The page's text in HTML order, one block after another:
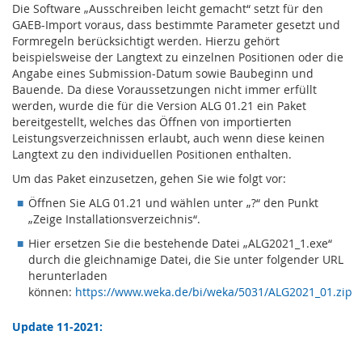
Die Software „Ausschreiben leicht gemacht“ setzt für den
GAEB-Import voraus, dass bestimmte Parameter gesetzt und
Formregeln berücksichtigt werden. Hierzu gehört
beispielsweise der Langtext zu einzelnen Positionen oder die
Angabe eines Submission-Datum sowie Baubeginn und
Bauende. Da diese Voraussetzungen nicht immer erfüllt
werden, wurde die für die Version ALG 01.21 ein Paket
bereitgestellt, welches das Öffnen von importierten
Leistungsverzeichnissen erlaubt, auch wenn diese keinen
Langtext zu den individuellen Positionen enthalten.
Um das Paket einzusetzen, gehen Sie wie folgt vor:
Öffnen Sie ALG 01.21 und wählen unter „?“ den Punkt
„Zeige Installationsverzeichnis“.
Hier ersetzen Sie die bestehende Datei „ALG2021_1.exe“
durch die gleichnamige Datei, die Sie unter folgender URL
herunterladen
können: https://www.weka.de/bi/weka/5031/ALG2021_01.zip
Update 11-2021: